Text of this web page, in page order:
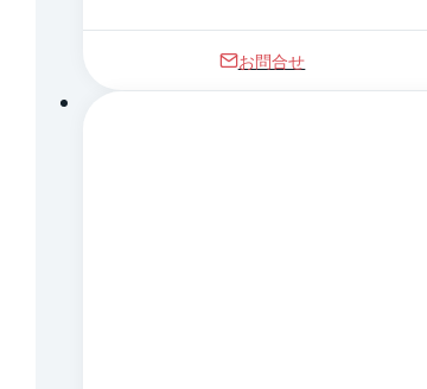
お問合せ